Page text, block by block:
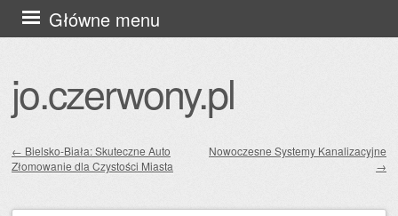
jo.czerwony.pl
Główne menu
Przejdź
do
Zobacz wpisy
← Bielsko-Biała: Skuteczne Auto
Złomowanie dla Czystości Miasta
Nowoczesne Systemy Kanalizacyjne
→